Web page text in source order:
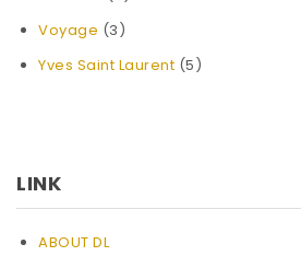
Voyage (3)
Yves Saint Laurent (5)
LINK
ABOUT DL